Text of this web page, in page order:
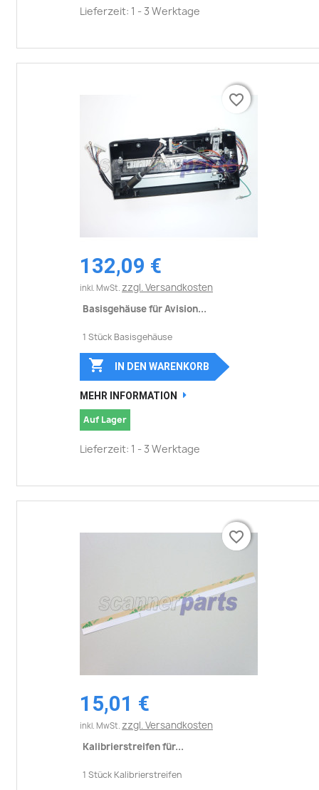
Lieferzeit: 1 - 3 Werktage
132,09 €
inkl. MwSt. zzgl. Versandkosten
Basisgehäuse für Avision...
1 Stück Basisgehäuse
favorite_border
 IN DEN WARENKORB
MEHR INFORMATION
Auf Lager
Lieferzeit: 1 - 3 Werktage
favorite_border
15,01 €
inkl. MwSt. zzgl. Versandkosten
Kalibrierstreifen für...
1 Stück Kalibrierstreifen
favorite_border
favorite_border